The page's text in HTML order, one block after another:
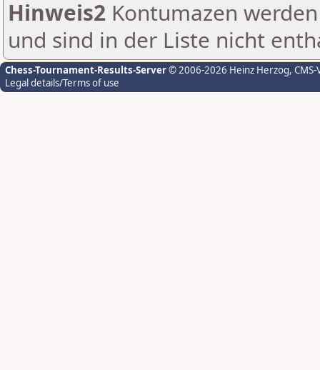
Hinweis2 Kontumazen
und sind in der Liste nicht
Chess-Tournament-Results-Server© 2006-2026 Heinz Herzog,
Legal details/Terms of use